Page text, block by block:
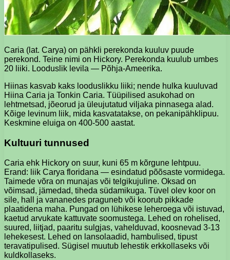
Caria (lat. Carya) on pähkli perekonda kuuluv puude
perekond. Teine nimi on Hickory. Perekonda kuulub umbes
20 liiki. Looduslik levila — Põhja-Ameerika.
Hiinas kasvab kaks looduslikku liiki; nende hulka kuuluvad
Hiina Caria ja Tonkin Caria. Tüüpilised asukohad on
lehtmetsad, jõeorud ja üleujutatud viljaka pinnasega alad.
Kõige levinum liik, mida kasvatatakse, on pekanipähklipuu.
Keskmine eluiga on 400-500 aastat.
Kultuuri tunnused
Caria ehk Hickory on suur, kuni 65 m kõrgune lehtpuu.
Erand: liik Carya floridana — esindatud põõsaste vormidega.
Taimede võra on munajas või telgikujuline. Oksad on
võimsad, jämedad, tiheda südamikuga. Tüvel olev koor on
sile, hall ja vananedes praguneb või koorub pikkade
plaatidena maha. Pungad on lühikese leheroega või istuvad,
kaetud arvukate kattuvate soomustega. Lehed on rohelised,
suured, liitjad, paaritu sulgjas, vahelduvad, koosnevad 3-13
lehekesest. Lehed on lansolaadid, hambulised, tipust
teravatipulised. Sügisel muutub lehestik erkkollaseks või
kuldkollaseks.